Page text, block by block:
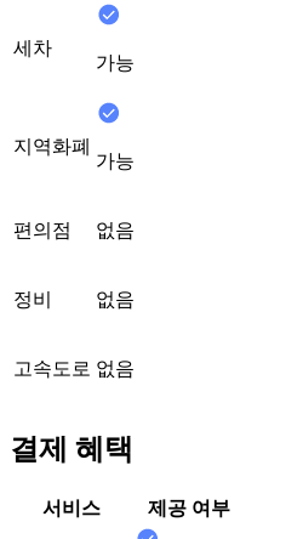
세차
가능
지역화폐
가능
편의점 없음
정비 없음
고속도로 없음
결제 혜택
서비스 제공 여부